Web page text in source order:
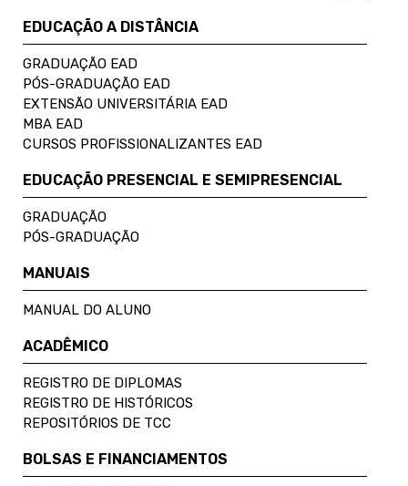
EDUCAÇÃO A DISTÂNCIA
GRADUAÇÃO EAD
PÓS-GRADUAÇÃO EAD
EXTENSÃO UNIVERSITÁRIA EAD
MBA EAD
CURSOS PROFISSIONALIZANTES EAD
EDUCAÇÃO PRESENCIAL E SEMIPRESENCIAL
GRADUAÇÃO
PÓS-GRADUAÇÃO
MANUAIS
MANUAL DO ALUNO
ACADÊMICO
REGISTRO DE DIPLOMAS
REGISTRO DE HISTÓRICOS
REPOSITÓRIOS DE TCC
BOLSAS E FINANCIAMENTOS